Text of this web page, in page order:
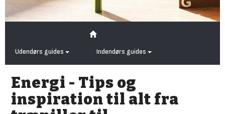
Udendørs guides Indendørs guides
Energi - Tips og
inspiration til alt fra